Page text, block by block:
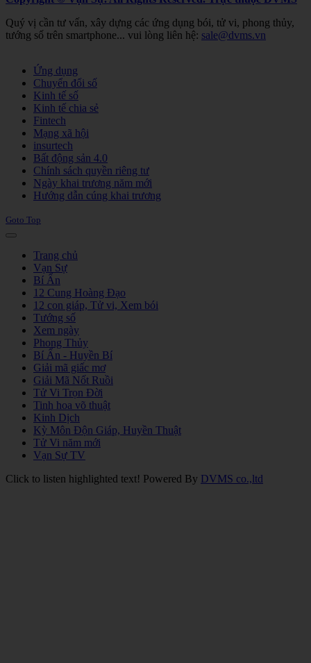
Quý vị cần tư vấn, xây dựng các ứng dụng bói, tử vi, phong thủy,
tướng số trên smartphone... vui lòng liên hệ: sale@dvms.vn
Ứng dụng
Chuyển đổi số
Kinh tế số
Kinh tế chia sẻ
Fintech
Mạng xã hội
insurtech
Bất động sản 4.0
Chính sách quyền riêng tư
Ngày khai trương năm mới
Hướng dẫn cúng khai trương
Goto Top
Trang chủ
Vạn Sự
Bí Ẩn
12 Cung Hoàng Đạo
12 con giáp, Tử vi, Xem bói
Tướng số
Xem ngày
Phong Thủy
Bí Ẩn - Huyền Bí
Giải mã giấc mơ
Giải Mã Nốt Ruồi
Tử Vi Trọn Đời
Tinh hoa võ thuật
Kinh Dịch
Kỳ Môn Độn Giáp, Huyền Thuật
Tử Vi năm mới
Vạn Sự TV
Click to listen highlighted text! Powered By DVMS co.,ltd